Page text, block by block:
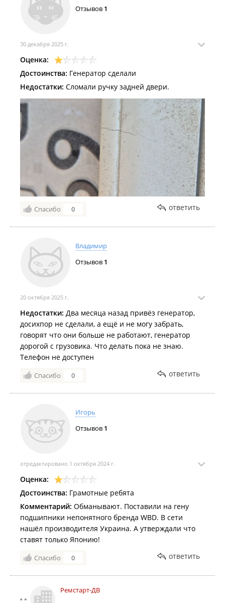
Отзывов 1
30 декабря 2025 г.
Оценка:
Достоинства: Генератор сделали
Недостатки: Сломали ручку задней двери.
Спасибо 0 ответить
Владимир
Отзывов 1
20 октября 2025 г.
Недостатки: Два месяца назад привёз генератор,
досихпор не сделали, а ещё и не могу забрать,
говорят что они больше не работают, генератор
дорогой с грузовика. Что делать пока не знаю.
Телефон не доступен
Спасибо 0 ответить
Игорь
Отзывов 1
отредактировано 1 октября 2024 г.
Оценка:
Достоинства: Грамотные ребята
Комментарий: Обманывают. Поставили на гену
подшипники непонятного бренда WBD. В сети
нашёл производителя Украина. А утверждали что
ставят только Японию!
Спасибо 0 ответить
Ремстарт-ДВ